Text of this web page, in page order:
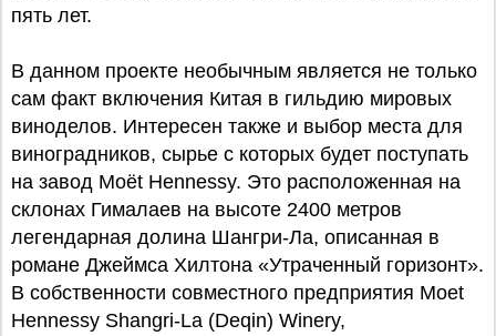
пять лет.
В данном проекте необычным является не только
сам факт включения Китая в гильдию мировых
виноделов. Интересен также и выбор места для
виноградников, сырье с которых будет поступать
на завод Moët Hennessy. Это расположенная на
склонах Гималаев на высоте 2400 метров
легендарная долина Шангри-Ла, описанная в
романе Джеймса Хилтона «Утраченный горизонт».
В собственности совместного предприятия Moet
Hennessy Shangri-La (Deqin) Winery,